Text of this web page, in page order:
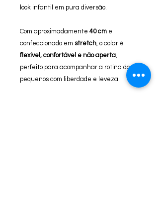
look infantil em pura diversão.
Com aproximadamente 40 cm e
confeccionado em stretch, o colar é
flexível, confortável e não aperta,
perfeito para acompanhar a rotina dos
pequenos com liberdade e leveza.